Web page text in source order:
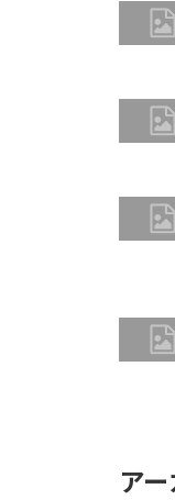
ア